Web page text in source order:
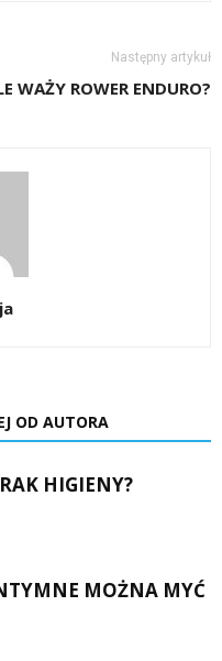
Następny artykuł
WAŻY ROWER ENDURO?
OD AUTORA
HIGIENY?
MOŻNA MYĆ